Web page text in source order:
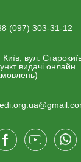
(097) 303-31-12
Київ, вул.
видачi онлайн